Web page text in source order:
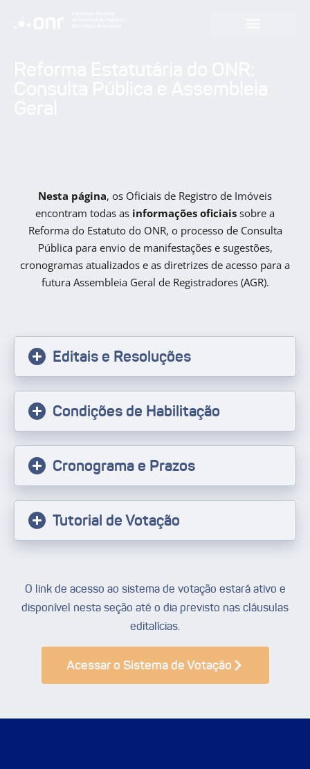
Operador Nacional
Reforma Estatutária do ONR:
Consulta Pública e Assembleia
Geral
Nesta página, os Oficiais de Registro de Imóveis
encontram todas as informações oficiais sobre a
Reforma do Estatuto do ONR, o processo de Consulta
Pública para envio de manifestações e sugestões,
cronogramas atualizados e as diretrizes de acesso para a
futura Assembleia Geral de Registradores (AGR).
Editais e Resoluções
Condições de Habilitação
Cronograma e Prazos
Tutorial de Votação
O link de acesso ao sistema de votação estará ativo e
disponível nesta seção até o dia previsto nas cláusulas
editalícias.
Acessar o Sistema de Votação